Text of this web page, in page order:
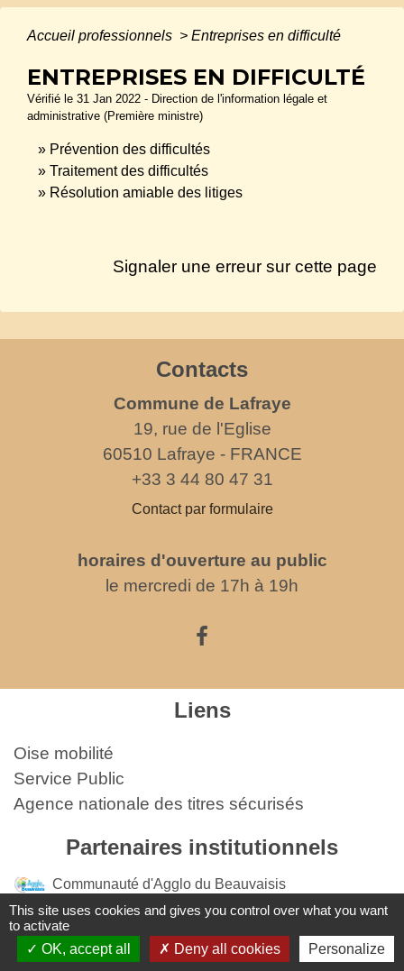
Accueil professionnels > Entreprises en difficulté
ENTREPRISES EN DIFFICULTÉ
Vérifié le 31 Jan 2022 - Direction de l'information légale et
administrative (Première ministre)
Prévention des difficultés
Traitement des difficultés
Résolution amiable des litiges
Signaler une erreur sur cette page
Contacts
Commune de Lafraye
19, rue de l'Eglise
60510 Lafraye - FRANCE
+33 3 44 80 47 31
Contact par formulaire
horaires d'ouverture au public
le mercredi de 17h à 19h
Liens
Oise mobilité
Service Public
Agence nationale des titres sécurisés
Partenaires institutionnels
Communauté d'Agglo du Beauvaisis
Département de l'Oise
Région Hauts-de-France
This site uses cookies and gives you control over what you want
to activate
OK, accept all
Deny all cookies Personalize